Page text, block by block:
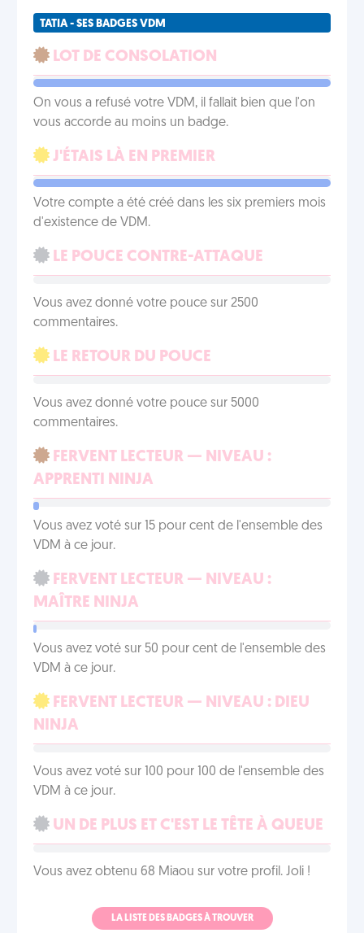
TATIA - SES BADGES VDM
LOT DE CONSOLATION
On vous a refusé votre VDM, il fallait bien que l'on
vous accorde au moins un badge.
J'ÉTAIS LÀ EN PREMIER
Votre compte a été créé dans les six premiers mois
d'existence de VDM.
LE POUCE CONTRE-ATTAQUE
Vous avez donné votre pouce sur 2500
commentaires.
LE RETOUR DU POUCE
Vous avez donné votre pouce sur 5000
commentaires.
FERVENT LECTEUR — NIVEAU :
APPRENTI NINJA
Vous avez voté sur 15 pour cent de l'ensemble des
VDM à ce jour.
FERVENT LECTEUR — NIVEAU :
MAÎTRE NINJA
Vous avez voté sur 50 pour cent de l'ensemble des
VDM à ce jour.
FERVENT LECTEUR — NIVEAU : DIEU
NINJA
Vous avez voté sur 100 pour 100 de l'ensemble des
VDM à ce jour.
UN DE PLUS ET C'EST LE TÊTE À QUEUE
Vous avez obtenu 68 Miaou sur votre profil. Joli !
LA LISTE DES BADGES À TROUVER